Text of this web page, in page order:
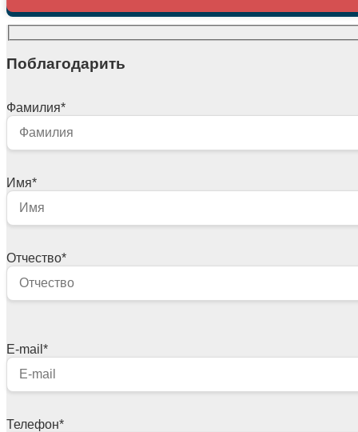
Поблагодарить
Фамилия*
Имя*
Отчество*
E-mail *
Телефон*